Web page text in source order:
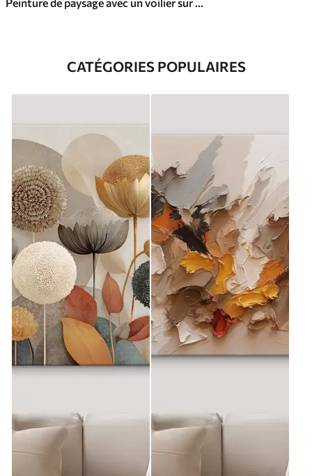
CATÉGORIES POPULAIRES